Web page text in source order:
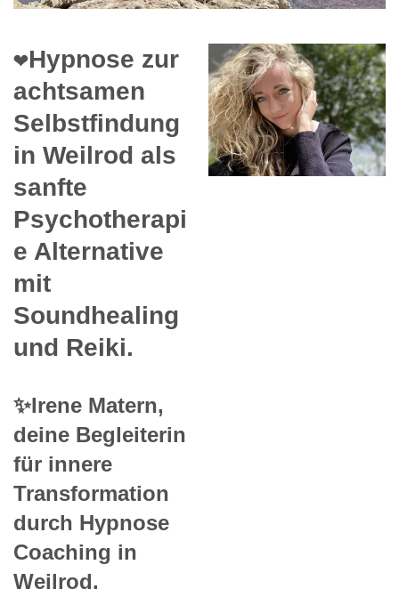
❤️Hypnose zur
achtsamen
Selbstfindung
in Weilrod als
sanfte
Psychotherapi
e Alternative
mit
Soundhealing
und Reiki.
✨Irene Matern,
deine Begleiterin
für innere
Transformation
durch Hypnose
Coaching in
Weilrod.